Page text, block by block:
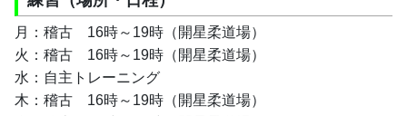
月：稽古　16時～19時（開星柔道場）
火：稽古　16時～19時（開星柔道場）
水：自主トレーニング
木：稽古　16時～19時（開星柔道場）